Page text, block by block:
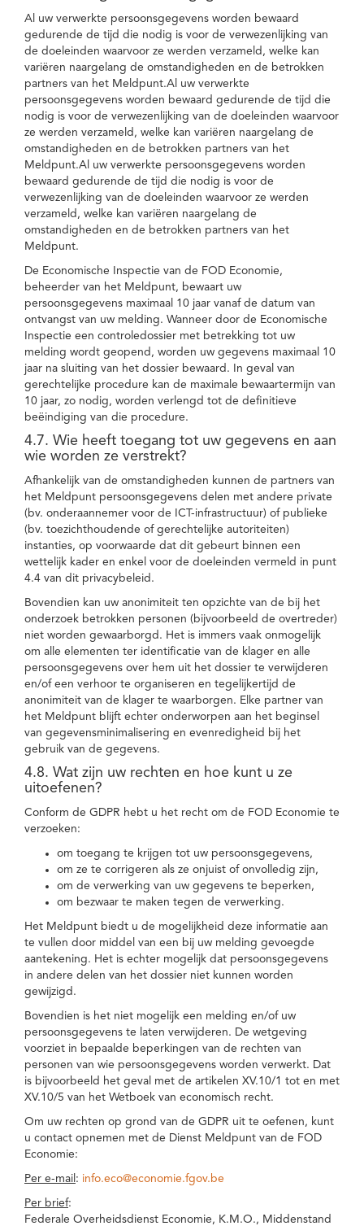
Al uw verwerkte persoonsgegevens worden bewaard
gedurende de tijd die nodig is voor de verwezenlijking van
de doeleinden waarvoor ze werden verzameld, welke kan
variëren naargelang de omstandigheden en de betrokken
partners van het Meldpunt.Al uw verwerkte
persoonsgegevens worden bewaard gedurende de tijd die
nodig is voor de verwezenlijking van de doeleinden waarvoor
ze werden verzameld, welke kan variëren naargelang de
omstandigheden en de betrokken partners van het
Meldpunt.Al uw verwerkte persoonsgegevens worden
bewaard gedurende de tijd die nodig is voor de
verwezenlijking van de doeleinden waarvoor ze werden
verzameld, welke kan variëren naargelang de
omstandigheden en de betrokken partners van het
Meldpunt.
De Economische Inspectie van de FOD Economie,
beheerder van het Meldpunt, bewaart uw
persoonsgegevens maximaal 10 jaar vanaf de datum van
ontvangst van uw melding. Wanneer door de Economische
Inspectie een controledossier met betrekking tot uw
melding wordt geopend, worden uw gegevens maximaal 10
jaar na sluiting van het dossier bewaard. In geval van
gerechtelijke procedure kan de maximale bewaartermijn van
10 jaar, zo nodig, worden verlengd tot de definitieve
beëindiging van die procedure.
4.7. Wie heeft toegang tot uw gegevens en aan
wie worden ze verstrekt?
Afhankelijk van de omstandigheden kunnen de partners van
het Meldpunt persoonsgegevens delen met andere private
(bv. onderaannemer voor de ICT-infrastructuur) of publieke
(bv. toezichthoudende of gerechtelijke autoriteiten)
instanties, op voorwaarde dat dit gebeurt binnen een
wettelijk kader en enkel voor de doeleinden vermeld in punt
4.4 van dit privacybeleid.
Bovendien kan uw anonimiteit ten opzichte van de bij het
onderzoek betrokken personen (bijvoorbeeld de overtreder)
niet worden gewaarborgd. Het is immers vaak onmogelijk
om alle elementen ter identificatie van de klager en alle
persoonsgegevens over hem uit het dossier te verwijderen
en/of een verhoor te organiseren en tegelijkertijd de
anonimiteit van de klager te waarborgen. Elke partner van
het Meldpunt blijft echter onderworpen aan het beginsel
van gegevensminimalisering en evenredigheid bij het
gebruik van de gegevens.
4.8. Wat zijn uw rechten en hoe kunt u ze
uitoefenen?
Conform de GDPR hebt u het recht om de FOD Economie te
verzoeken:
om toegang te krijgen tot uw persoonsgegevens,
om ze te corrigeren als ze onjuist of onvolledig zijn,
om de verwerking van uw gegevens te beperken,
om bezwaar te maken tegen de verwerking.
Het Meldpunt biedt u de mogelijkheid deze informatie aan
te vullen door middel van een bij uw melding gevoegde
aantekening. Het is echter mogelijk dat persoonsgegevens
in andere delen van het dossier niet kunnen worden
gewijzigd.
Bovendien is het niet mogelijk een melding en/of uw
persoonsgegevens te laten verwijderen. De wetgeving
voorziet in bepaalde beperkingen van de rechten van
personen van wie persoonsgegevens worden verwerkt. Dat
is bijvoorbeeld het geval met de artikelen XV.10/1 tot en met
XV.10/5 van het Wetboek van economisch recht.
Om uw rechten op grond van de GDPR uit te oefenen, kunt
u contact opnemen met de Dienst Meldpunt van de FOD
Economie:
Per e-mail : info.eco@economie.fgov.be
Per brief:
Federale Overheidsdienst Economie, K.M.O., Middenstand